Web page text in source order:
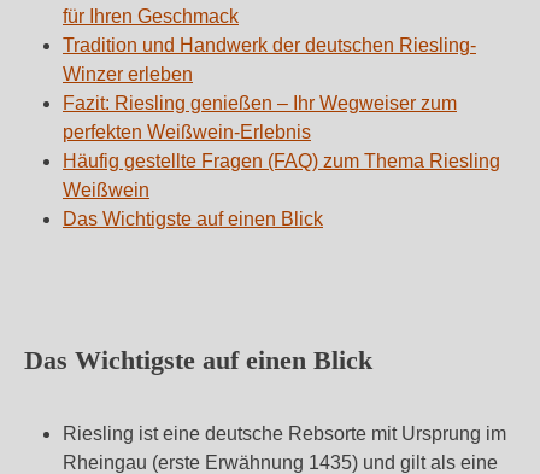
für Ihren Geschmack
Tradition und Handwerk der deutschen Riesling-
Winzer erleben
Fazit: Riesling genießen – Ihr Wegweiser zum
perfekten Weißwein-Erlebnis
Häufig gestellte Fragen (FAQ) zum Thema Riesling
Weißwein
Das Wichtigste auf einen Blick
Das Wichtigste auf einen Blick
Riesling ist eine deutsche Rebsorte mit Ursprung im
Rheingau (erste Erwähnung 1435) und gilt als eine